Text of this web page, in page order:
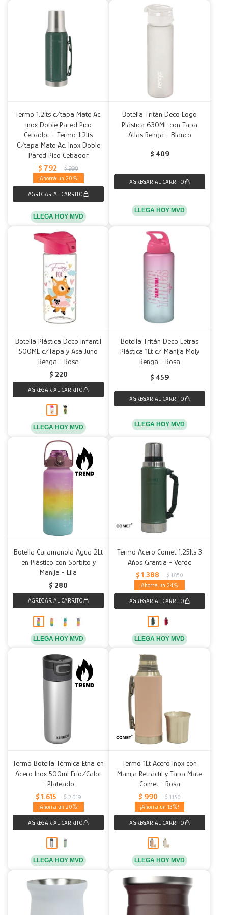
Termo 1.2lts c/tapa Mate Ac.
inox Doble Pared Pico
Cebador - Termo 1.2lts
C/tapa Mate Ac. Inox Doble
Pared Pico Cebador
$ 792 $ 990
20
LLEGA HOY MVD
Botella Tritán Deco Logo
Plástica 630ML con Tapa
Atlas Renga - Blanco
$ 409
LLEGA HOY MVD
Botella Plástica Deco Infantil
500ML c/Tapa y Asa Juno
Renga - Rosa
$ 220
LLEGA HOY MVD
Botella Tritán Deco Letras
Plástica 1Lt c/ Manija Moly
Renga - Rosa
$ 459
LLEGA HOY MVD
Botella Caramañola Agua 2Lt
en Plástico con Sorbito y
Manija - Lila
$ 280
LLEGA HOY MVD
Termo Acero Comet 1.25lts 3
Años Grantia - Verde
$ 1.388 $ 1.850
24
LLEGA HOY MVD
Termo Botella Térmica Etna en
Acero Inox 500ml Frío/Calor
- Plateado
$ 1.615 $ 2.019
20
LLEGA HOY MVD
Termo 1Lt Acero Inox con
Manija Retráctil y Tapa Mate
Comet - Rosa
$ 990 $ 1.150
13
LLEGA HOY MVD